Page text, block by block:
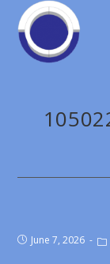
June 7, 2026